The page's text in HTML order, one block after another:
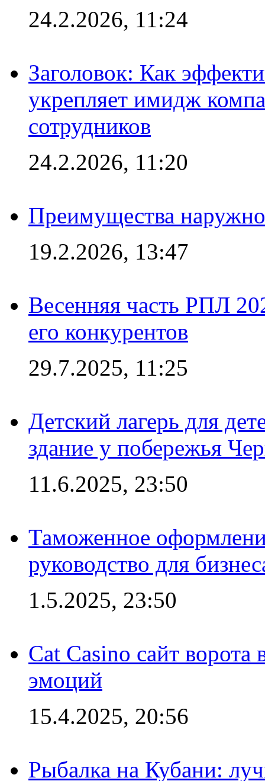
24.2.2026, 11:24
Заголовок: Как
укрепляет имидж
сотрудников
24.2.2026, 11:20
Преимущества
19.2.2026, 13:47
Весенняя часть РПЛ
его конкурентов
29.7.2025, 11:25
Детский лагерь для
здание у побережья
11.6.2025, 23:50
Таможенное
руководство для
1.5.2025, 23:50
Cat Casino сайт
эмоций
15.4.2025, 20:56
Рыбалка на Кубани: